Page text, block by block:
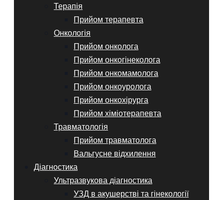
Терапія
Прийом терапевта
Онкологія
Прийом онколога
Прийом онкогінеколога
Прийом онкомамолога
Прийом онкоуролога
Прийом онкохірурга
Прийом хіміотерапевта
Травматологія
Прийом травматолога
Вальгусне відхилення
Діагностика
Ультразвукова діагностика
УЗД в акушерстві та гінекології